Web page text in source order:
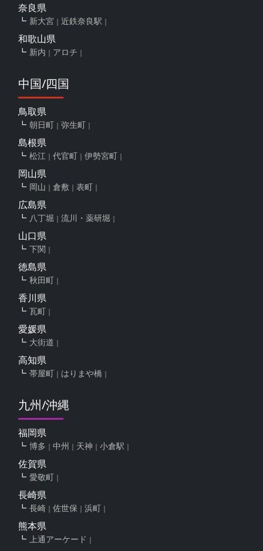
奈良県
新大宮 近鉄奈良駅
和歌山県
新内 アロチ
中国/四国
鳥取県
朝日町 弥生町
島根県
松江 代官町 伊勢宮町
岡山県
岡山 倉敷 表町
広島県
八丁堀 流川・薬研堀
山口県
下関
徳島県
秋田町
香川県
瓦町
愛媛県
大街道
高知県
帯屋町 はりまや橋
九州/沖縄
福岡県
博多 中州 天神 小倉駅
佐賀県
愛敬町
長崎県
長崎 佐世保 浜町
熊本県
上通アーケード